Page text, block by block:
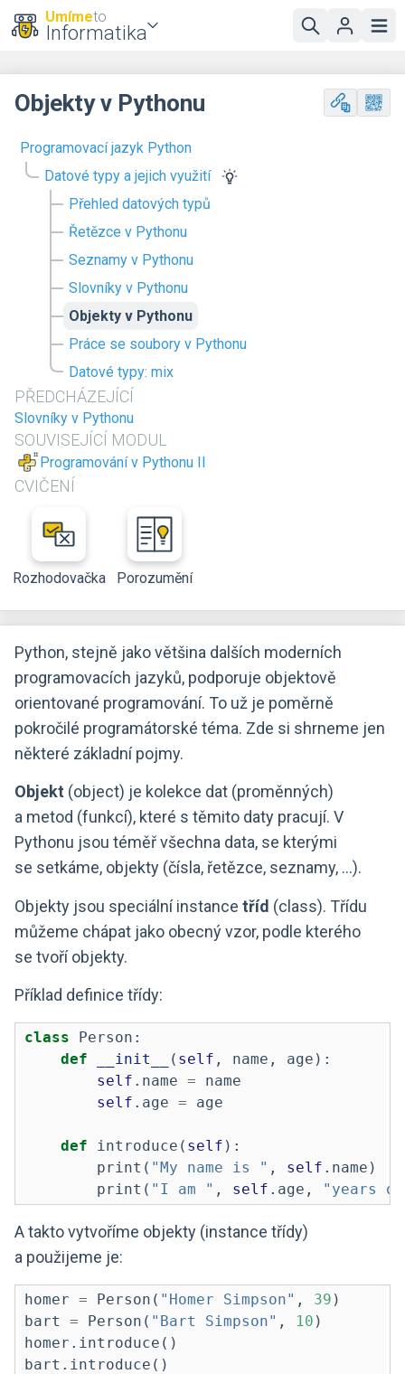
Umímeto
Informatika
Programovací jazyk Python
Datové typy a jejich využití
Přehled datových typů
Řetězce v Pythonu
Seznamy v Pythonu
Slovníky v Pythonu
Objekty v Pythonu
Práce se soubory v Pythonu
Datové typy: mix
PŘEDCHÁZEJÍCÍ
Slovníky v Pythonu
SOUVISEJÍCÍ MODUL
Programování v Pythonu II
CVIČENÍ
Rozhodovačka Porozumění
Objekty v Pythonu
Python, stejně jako většina dalších moderních
programovacích jazyků, podporuje objektově
orientované programování. To už je poměrně
pokročilé programátorské téma. Zde si shrneme jen
některé základní pojmy.
Objekt (object) je kolekce dat (proměnných)
a metod (funkcí), které s těmito daty pracují. V
Pythonu jsou téměř všechna data, se kterými
se setkáme, objekty (čísla, řetězce, seznamy, …).
Objekty jsou speciální instance tříd (class). Třídu
můžeme chápat jako obecný vzor, podle kterého
se tvoří objekty.
Příklad definice třídy:
class Person:
def
__init__ ( self , name, age):
self .name = name
self .age = age
def introduce( self ):
print ( "My name is " , self .name)
print ( "I am " , self .age, "years
A takto vytvoříme objekty (instance třídy)
a použijeme je:
homer = Person( "Homer Simpson" , 39 )
bart = Person( "Bart Simpson" , 10 )
homer.introduce()
bart.introduce()